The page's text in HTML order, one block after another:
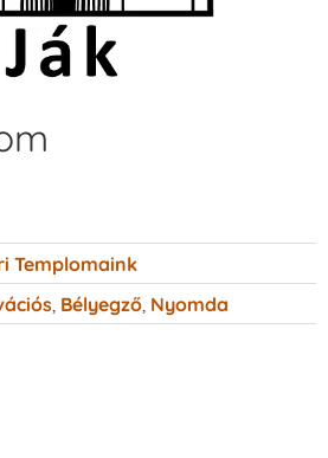
Templomaink
Bélyegző Nyomda